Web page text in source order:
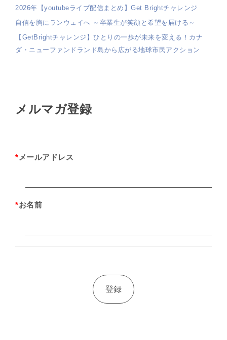
2026年【youtubeライブ配信まとめ】Get Brightチャレンジ
自信を胸にランウェイへ ～卒業生が笑顔と希望を届ける～
【GetBrightチャレンジ】ひとりの一歩が未来を変える！カナ
ダ・ニューファンドランド島から広がる地球市民アクション
メルマガ登録
* メールアドレス
*お名前